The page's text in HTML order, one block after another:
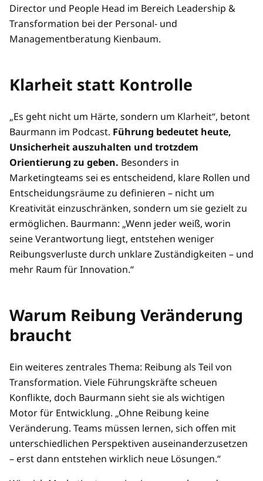
Director und People Head im Bereich Leadership &
Transformation bei der Personal- und
Managementberatung Kienbaum.
Klarheit statt Kontrolle
„Es geht nicht um Härte, sondern um Klarheit“, betont
Baurmann im Podcast. Führung bedeutet heute,
Unsicherheit auszuhalten und trotzdem
Orientierung zu geben. Besonders in
Marketingteams sei es entscheidend, klare Rollen und
Entscheidungsräume zu definieren – nicht um
Kreativität einzuschränken, sondern um sie gezielt zu
ermöglichen. Baurmann: „Wenn jeder weiß, worin
seine Verantwortung liegt, entstehen weniger
Reibungsverluste durch unklare Zuständigkeiten – und
mehr Raum für Innovation.“
Warum Reibung Veränderung
braucht
Ein weiteres zentrales Thema: Reibung als Teil von
Transformation. Viele Führungskräfte scheuen
Konflikte, doch Baurmann sieht sie als wichtigen
Motor für Entwicklung. „Ohne Reibung keine
Veränderung. Teams müssen lernen, sich offen mit
unterschiedlichen Perspektiven auseinanderzusetzen
– erst dann entstehen wirklich neue Lösungen.“